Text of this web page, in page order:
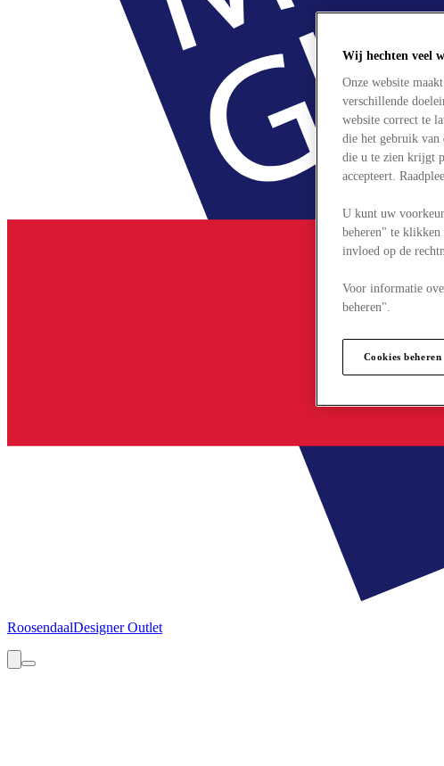
RoosendaalDesigner Outlet
Wij hechten veel
Onze website
verschillende
website correct te
die het gebruik van
die u te zien krijgt
accepteert.
U kunt uw
beheren" te klikken
invloed op de
Voor informatie
beheren".
Cookies beheren